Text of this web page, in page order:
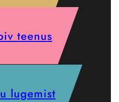
teenus
lugemist